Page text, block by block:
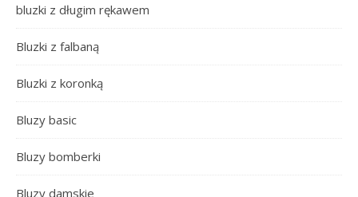
bluzki z długim rękawem
Bluzki z falbaną
Bluzki z koronką
Bluzy basic
Bluzy bomberki
Bluzy damskie